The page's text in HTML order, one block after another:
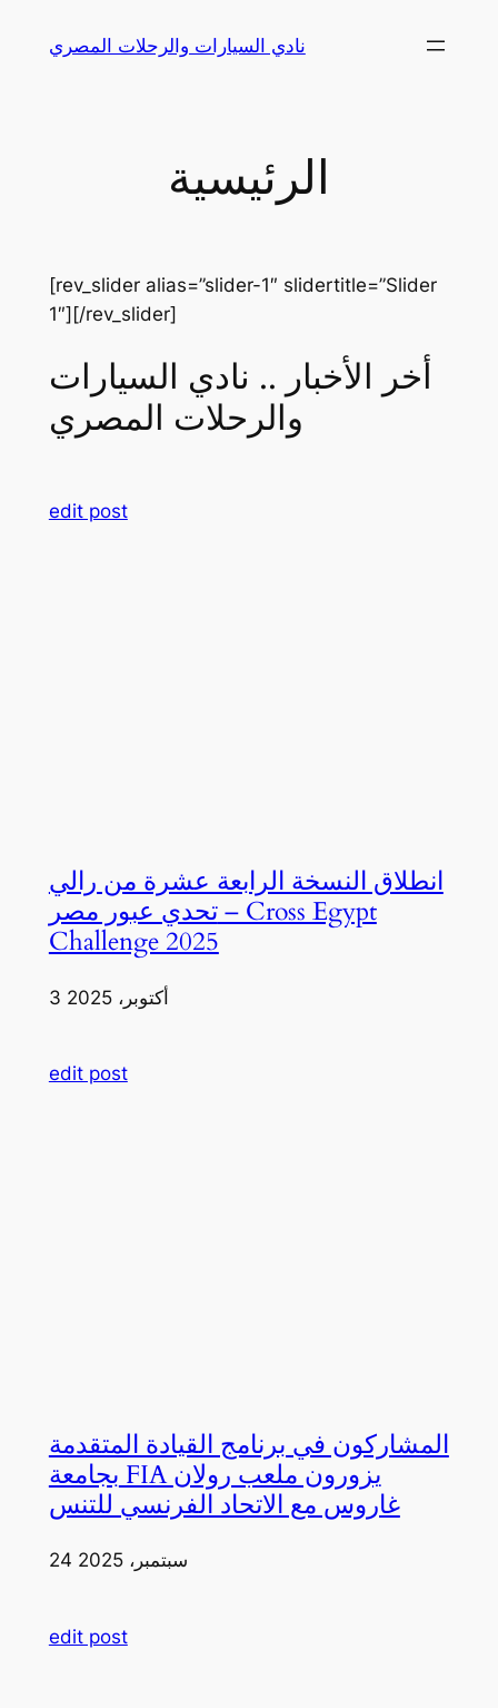
نادي السيارات والرحلات المصري
الرئيسية
[rev_slider alias=”slider-1″ slidertitle=”Slider
1″][/rev_slider]
أخر الأخبار .. نادي السيارات
والرحلات المصري
edit post
انطلاق النسخة الرابعة عشرة من رالي
تحدي عبور مصر – Cross Egypt
Challenge 2025
3 أكتوبر، 2025
edit post
المشاركون في برنامج القيادة المتقدمة
بجامعة FIA يزورون ملعب رولان
غاروس مع الاتحاد الفرنسي للتنس
24 سبتمبر، 2025
edit post